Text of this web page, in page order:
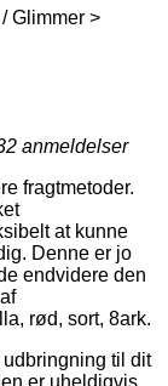
Glimmer >
anmeldelser
fragtmetoder.
at kunne
Denne er jo
endvidere den
rød, sort, 8ark.
til dit
er uheldigvis